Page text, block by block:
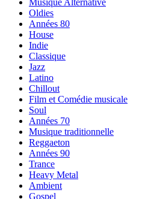
Musique Alternative
Oldies
Années 80
House
Indie
Classique
Jazz
Latino
Chillout
Film et Comédie musicale
Soul
Années 70
Musique traditionnelle
Reggaeton
Années 90
Trance
Heavy Metal
Ambient
Gospel